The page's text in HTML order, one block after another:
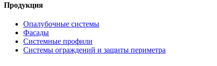
Продукция
Опалубочные системы
Фасады
Системные профили
Системы ограждений и защиты периметра